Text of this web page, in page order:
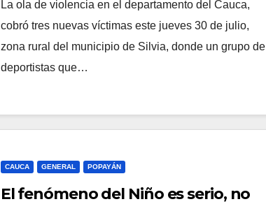
La ola de violencia en el departamento del Cauca,
cobró tres nuevas víctimas este jueves 30 de julio,
zona rural del municipio de Silvia, donde un grupo de
deportistas que…
CAUCA GENERAL POPAYÁN
El fenómeno del Niño es serio, no